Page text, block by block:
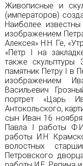
Живописные и
(императоров)
Наиболее
изображением
Алексея» Н.Н. Ге,
«Пётр I на
также скульптуры
памятник Петру I в
изображением
Васильевич
портрет «Царь
Антокольского,
сын Иван 16
Павла I работы
работы И.Н.
волостных
Петровского